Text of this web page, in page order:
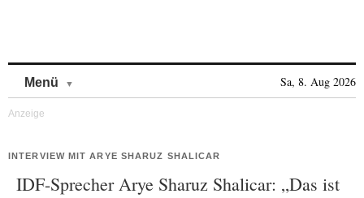
Menü Sa, 8. Aug 2026
INTERVIEW MIT ARYE SHARUZ SHALICAR
IDF-Sprecher Arye Sharuz Shalicar: „Das ist